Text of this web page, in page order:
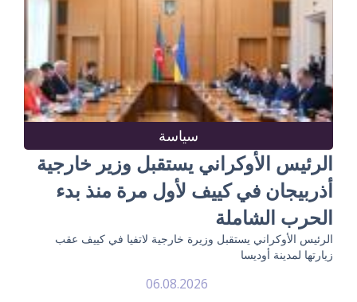
سياسة
الرئيس الأوكراني يستقبل وزير خارجية
أذربيجان في كييف لأول مرة منذ بدء
الحرب الشاملة
الرئيس الأوكراني يستقبل وزيرة خارجية لاتفيا في كييف عقب
زيارتها لمدينة أوديسا
06.08.2026